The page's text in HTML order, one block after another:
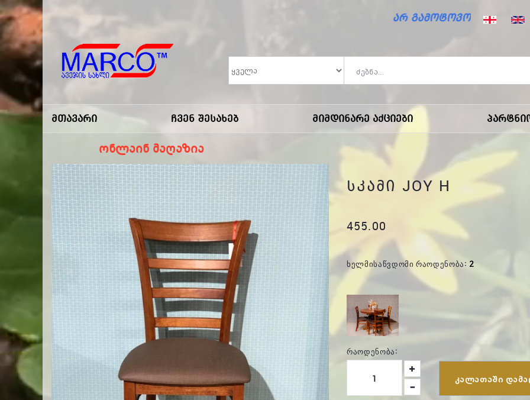
არ გამოტოვო საზაფხულო
Სახლი
Მთავარი Ჩვენ Შესახებ Მიმდინარე Აქციები
ონლაინ მაღაზია
ᲡᲙᲐᲛᲘ JOY H
455.00
ᲮᲔᲚᲛᲘᲡᲐᲬᲕᲓᲝᲛᲘ ᲠᲐᲝᲓᲔᲜᲝᲑᲐ: 2
ᲠᲐᲝᲓᲔᲜᲝᲑᲐ:
ᲙᲐᲚᲐᲗᲐᲨᲘ